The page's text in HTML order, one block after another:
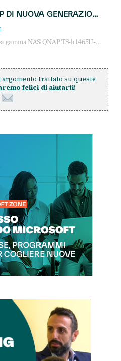
NAS QNAP DI NUOVA GENERAZIONE: PIÙ PRESTAZIONI, SCALABILITÀ E PROTEZIONE DEI DATI PER LE INFRASTRUTTURE IT MODERNE
Scopri la nuova gamma NAS QNAP TS-h1465U-RP, TS-h1065eU e TS-h665U: storage aziendale con ZFS, DDR5, E1.S NVMe e connettività 2.5GbE per backup, virtualizzazione e cybersecurity.
trattato su queste
felici di aiutarti!